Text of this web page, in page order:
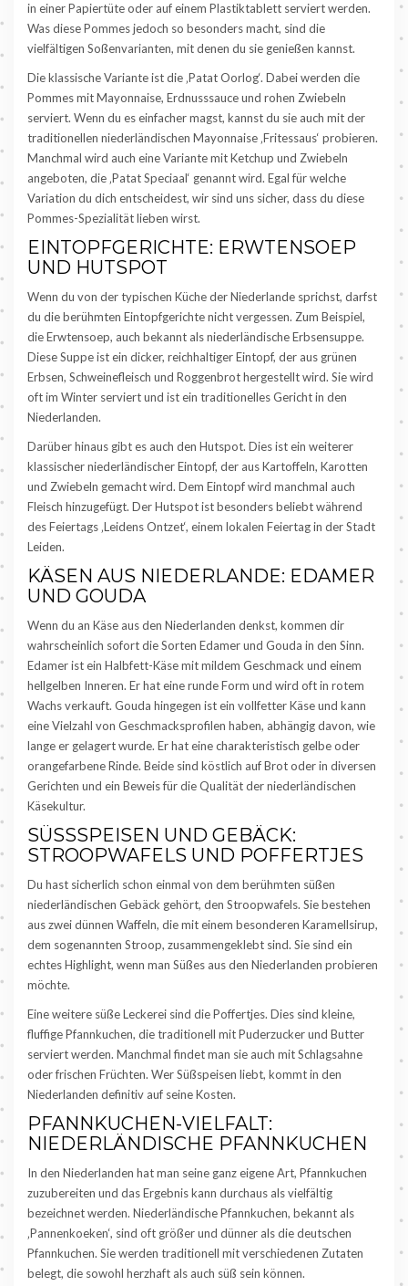
in einer Papiertüte oder auf einem Plastiktablett serviert werden.
Was diese Pommes jedoch so besonders macht, sind die
vielfältigen Soßenvarianten, mit denen du sie genießen kannst.
Die klassische Variante ist die ‚Patat Oorlog‘. Dabei werden die
Pommes mit Mayonnaise, Erdnusssauce und rohen Zwiebeln
serviert. Wenn du es einfacher magst, kannst du sie auch mit der
traditionellen niederländischen Mayonnaise ‚Fritessaus‘ probieren.
Manchmal wird auch eine Variante mit Ketchup und Zwiebeln
angeboten, die ‚Patat Speciaal‘ genannt wird. Egal für welche
Variation du dich entscheidest, wir sind uns sicher, dass du diese
Pommes-Spezialität lieben wirst.
EINTOPFGERICHTE: ERWTENSOEP
UND HUTSPOT
Wenn du von der typischen Küche der Niederlande sprichst, darfst
du die berühmten Eintopfgerichte nicht vergessen. Zum Beispiel,
die Erwtensoep, auch bekannt als niederländische Erbsensuppe.
Diese Suppe ist ein dicker, reichhaltiger Eintopf, der aus grünen
Erbsen, Schweinefleisch und Roggenbrot hergestellt wird. Sie wird
oft im Winter serviert und ist ein traditionelles Gericht in den
Niederlanden.
Darüber hinaus gibt es auch den Hutspot. Dies ist ein weiterer
klassischer niederländischer Eintopf, der aus Kartoffeln, Karotten
und Zwiebeln gemacht wird. Dem Eintopf wird manchmal auch
Fleisch hinzugefügt. Der Hutspot ist besonders beliebt während
des Feiertags ‚Leidens Ontzet‘, einem lokalen Feiertag in der Stadt
Leiden.
KÄSEN AUS NIEDERLANDE: EDAMER
UND GOUDA
Wenn du an Käse aus den Niederlanden denkst, kommen dir
wahrscheinlich sofort die Sorten Edamer und Gouda in den Sinn.
Edamer ist ein Halbfett-Käse mit mildem Geschmack und einem
hellgelben Inneren. Er hat eine runde Form und wird oft in rotem
Wachs verkauft. Gouda hingegen ist ein vollfetter Käse und kann
eine Vielzahl von Geschmacksprofilen haben, abhängig davon, wie
lange er gelagert wurde. Er hat eine charakteristisch gelbe oder
orangefarbene Rinde. Beide sind köstlich auf Brot oder in diversen
Gerichten und ein Beweis für die Qualität der niederländischen
Käsekultur.
SÜSSSPEISEN UND GEBÄCK: S
TROOPWAFELS UND POFFERTJES
Du hast sicherlich schon einmal von dem berühmten süßen
niederländischen Gebäck gehört, den Stroopwafels. Sie bestehen
aus zwei dünnen Waffeln, die mit einem besonderen Karamellsirup,
dem sogenannten Stroop, zusammengeklebt sind. Sie sind ein
echtes Highlight, wenn man Süßes aus den Niederlanden probieren
möchte.
Eine weitere süße Leckerei sind die Poffertjes. Dies sind kleine,
fluffige Pfannkuchen, die traditionell mit Puderzucker und Butter
serviert werden. Manchmal findet man sie auch mit Schlagsahne
oder frischen Früchten. Wer Süßspeisen liebt, kommt in den
Niederlanden definitiv auf seine Kosten.
PFANNKUCHEN-VIELFALT:
NIEDERLÄNDISCHE PFANNKUCHEN
In den Niederlanden hat man seine ganz eigene Art, Pfannkuchen
zuzubereiten und das Ergebnis kann durchaus als vielfältig
bezeichnet werden. Niederländische Pfannkuchen, bekannt als
‚Pannenkoeken‘, sind oft größer und dünner als die deutschen
Pfannkuchen. Sie werden traditionell mit verschiedenen Zutaten
belegt, die sowohl herzhaft als auch süß sein können.